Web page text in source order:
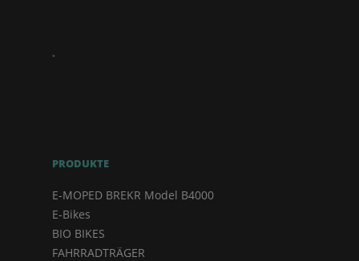
.
PRODUKTE
E-MOPED BREKR Model B4000
E-Bikes
BIO BIKES
FAHRRADTRÄGER